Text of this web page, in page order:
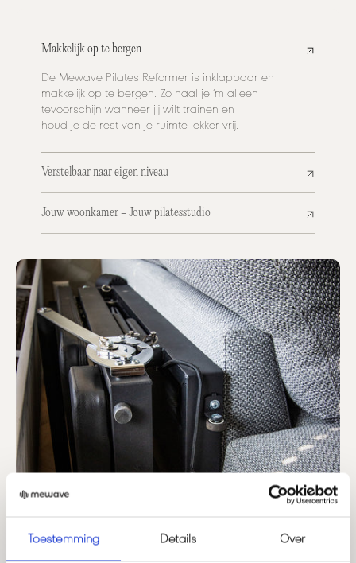
Toestemming Details Over
Makkelijk op te bergen
De Mewave Pilates Reformer is inklapbaar en
makkelijk op te bergen. Zo haal je ‘m alleen
tevoorschijn wanneer jij wilt trainen en
houd je de rest van je ruimte lekker vrij.
Verstelbaar naar eigen niveau
Jouw woonkamer = Jouw pilatesstudio